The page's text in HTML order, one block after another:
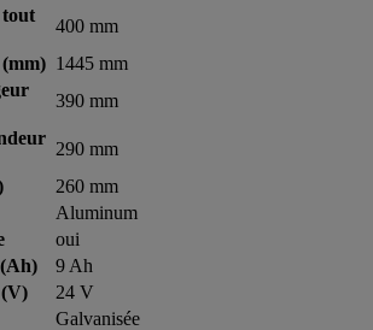
400 mm
1445 mm
390 mm
290 mm
260 mm
Aluminum
oui
9 Ah
24 V
Galvanisée